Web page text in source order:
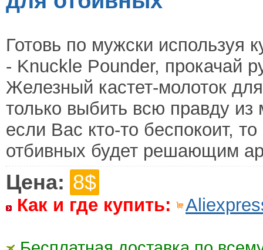
Готовь по мужски используя
- Knuckle Pounder, прокачай
Железный кастет-молоток
только выбить всю правду
если Вас кто-то беспокоит,
отбивных будет решающим
Цена: 8$
Как и где купить: